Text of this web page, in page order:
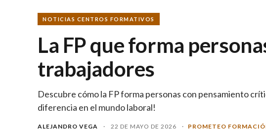
NOTICIAS CENTROS FORMATIVOS
La FP que forma
trabajadores
Descubre cómo la FP forma personas con pensamiento
diferencia en el mundo laboral!
ALEJANDRO VEGA · 22 DE MAYO DE 2026 · PROMETEO